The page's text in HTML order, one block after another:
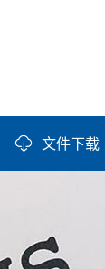
文件下载